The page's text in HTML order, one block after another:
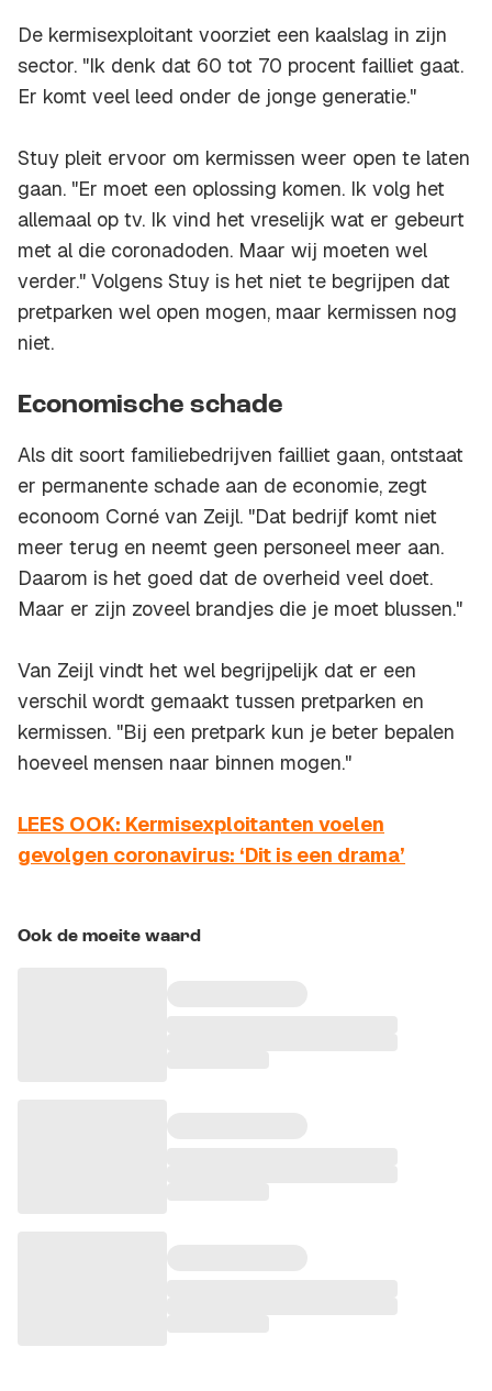
De kermisexploitant voorziet een kaalslag in zijn
sector. "Ik denk dat 60 tot 70 procent failliet gaat.
Er komt veel leed onder de jonge generatie."
Stuy pleit ervoor om kermissen weer open te laten
gaan. "Er moet een oplossing komen. Ik volg het
allemaal op tv. Ik vind het vreselijk wat er gebeurt
met al die coronadoden. Maar wij moeten wel
verder." Volgens Stuy is het niet te begrijpen dat
pretparken wel open mogen, maar kermissen nog
niet.
Economische schade
Als dit soort familiebedrijven failliet gaan, ontstaat
er permanente schade aan de economie, zegt
econoom Corné van Zeijl. "Dat bedrijf komt niet
meer terug en neemt geen personeel meer aan.
Daarom is het goed dat de overheid veel doet.
Maar er zijn zoveel brandjes die je moet blussen."
Van Zeijl vindt het wel begrijpelijk dat er een
verschil wordt gemaakt tussen pretparken en
kermissen. "Bij een pretpark kun je beter bepalen
hoeveel mensen naar binnen mogen."
LEES OOK: Kermisexploitanten voelen
gevolgen coronavirus: ‘Dit is een drama’
Ook de moeite waard